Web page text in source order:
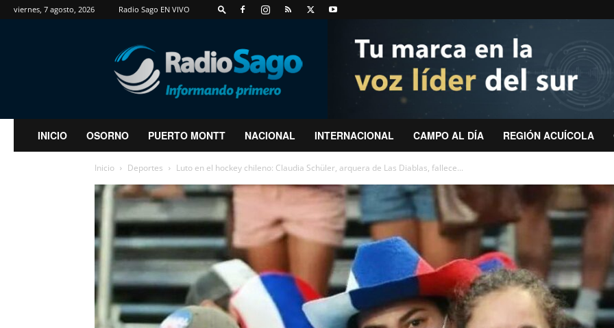
viernes, 7 agosto, 2026 Radio Sago EN VIVO
RadioSago
INICIO OSORNO PUERTO MONTT NACIONAL INTERNACIONAL CAMPO AL DÍA REGIÓN ACUÍCOLA
Inicio Deportes Luto en el hockey chileno: Claudia Schüler, arquera de Las Diablas, fallece...